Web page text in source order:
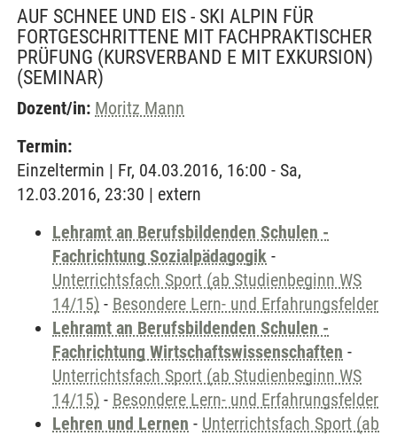
AUF SCHNEE UND EIS - SKI ALPIN FÜR
FORTGESCHRITTENE MIT FACHPRAKTISCHER
PRÜFUNG (KURSVERBAND E MIT EXKURSION)
(SEMINAR)
Dozent/in: Moritz Mann
Termin:
Einzeltermin | Fr, 04.03.2016, 16:00 - Sa,
12.03.2016, 23:30 | extern
Lehramt an Berufsbildenden Schulen -
Fachrichtung Sozialpädagogik -
Unterrichtsfach Sport (ab Studienbeginn WS
14/15) - Besondere Lern- und Erfahrungsfelder
Lehramt an Berufsbildenden Schulen -
Fachrichtung Wirtschaftswissenschaften -
Unterrichtsfach Sport (ab Studienbeginn WS
14/15) - Besondere Lern- und Erfahrungsfelder
Lehren und Lernen - Unterrichtsfach Sport (ab